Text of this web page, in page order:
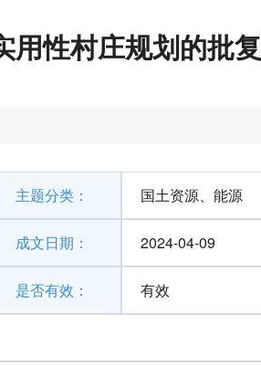
用性村庄规划的批复
主题分类： 国土资源、能源
成文日期： 2024-04-09
是否有效： 有效